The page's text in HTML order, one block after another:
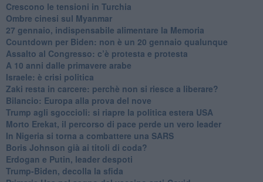
Crescono le tensioni in Turchia
Ombre cinesi sul Myanmar
27 gennaio, indispensabile alimentare la Memoria
Countdown per Biden: non è un 20 gennaio qualunque
Assalto al Congresso: c’è protesta e protesta
A 10 anni dalle primavere arabe
Israele: è crisi politica
Zaki resta in carcere: perchè non si riesce a liberare?
Bilancio: Europa alla prova del nove
Trump agli sgoccioli: si riapre la politica estera USA
Morto Erekat, il percorso di pace perde un vero leader
In Nigeria si torna a combattere una SARS
Boris Johnson già ai titoli di coda?
Erdogan e Putin, leader despoti
Trump-Biden, decolla la sfida